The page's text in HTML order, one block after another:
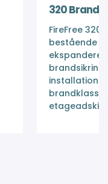
320
FireFree 320
bestående